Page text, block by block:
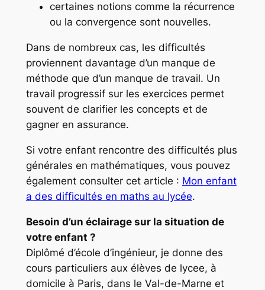
certaines notions comme la récurrence
ou la convergence sont nouvelles.
Dans de nombreux cas, les difficultés
proviennent davantage d’un manque de
méthode que d’un manque de travail. Un
travail progressif sur les exercices permet
souvent de clarifier les concepts et de
gagner en assurance.
Si votre enfant rencontre des difficultés plus
générales en mathématiques, vous pouvez
également consulter cet article : Mon enfant
a des difficultés en maths au lycée.
Besoin d’un éclairage sur la situation de
votre enfant ?
Diplômé d’école d’ingénieur, je donne des
cours particuliers aux élèves de lycee, à
domicile à Paris, dans le Val-de-Marne et